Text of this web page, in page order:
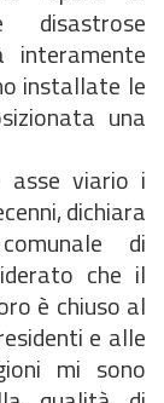
disastrose
interamente
installate le
una
asse viario i
dichiara
di
che il
è chiuso al
e alle
mi sono